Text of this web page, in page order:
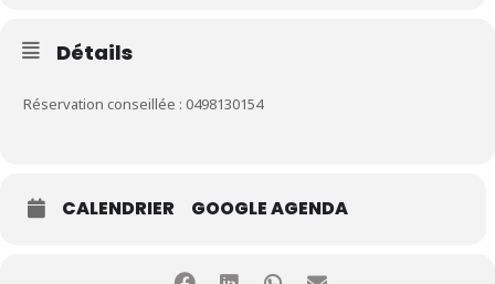
Détails
Réservation conseillée : 0498130154
CALENDRIER GOOGLE AGENDA